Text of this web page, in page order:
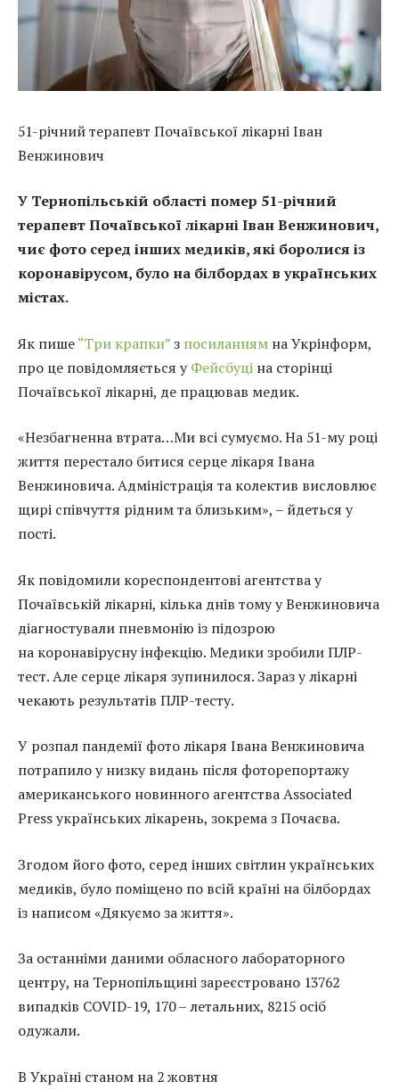
51-річний терапевт Почаївської лікарні Іван
Венжинович
У Тернопільській області помер 51-річний
терапевт Почаївської лікарні Іван Венжинович,
чиє фото серед інших медиків, які боролися із
коронавірусом, було на білбордах в українських
містах.
Як пише“Три крапки”з посиланням на Укрінформ,
про це повідомляється у Фейсбуці на сторінці
Почаївської лікарні, де працював медик.
«Незбагненна втрата…Ми всі сумуємо. На 51-му році
життя перестало битися серце лікаря Івана
Венжиновича. Адміністрація та колектив висловлює
щирі співчуття рідним та близьким», – йдеться у
пості.
Як повідомили кореспондентові агентства у
Почаївській лікарні, кілька днів тому у Венжиновича
діагностували пневмонію із підозрою
на коронавірусну інфекцію. Медики зробили ПЛР-
тест. Але серце лікаря зупинилося. Зараз у лікарні
чекають результатів ПЛР-тесту.
У розпал пандемії фото лікаря Івана Венжиновича
потрапило у низку видань після фоторепортажу
американського новинного агентства Associated
Press українських лікарень, зокрема з Почаєва.
Згодом його фото, серед інших світлин українських
медиків, було поміщено по всій країні на білбордах
із написом «Дякуємо за життя».
За останніми даними обласного лабораторного
центру, на Тернопільщині зареєстровано 13762
випадків COVID-19, 170 – летальних, 8215 осіб
одужали.
В Україні станом на 2 жовтня